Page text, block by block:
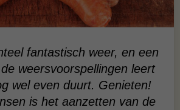
fantastisch weer, en een
weersvoorspellingen leert
wel even duurt. Genieten!
is het aanzetten van de